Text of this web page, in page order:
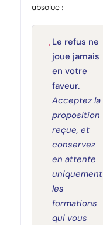
absolue :
→ Le refus ne
joue jamais
en votre
faveur.
Acceptez la
proposition
reçue, et
conservez
en attente
uniquement
les
formations
qui vous